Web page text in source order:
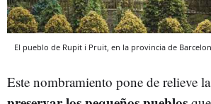
El pueblo de Rupit i Pruit, en la provincia de
Este nombramiento pone de relieve la